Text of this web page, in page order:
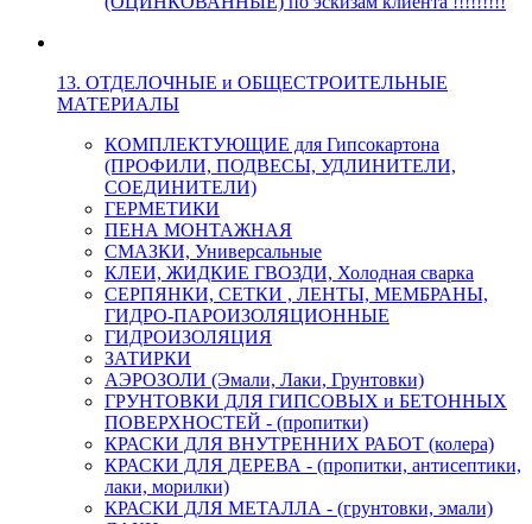
13. ОТДЕЛОЧНЫЕ и ОБЩЕСТРОИТЕЛЬНЫЕ
МАТЕРИАЛЫ
КОМПЛЕКТУЮЩИЕ для Гипсокартона
(ПРОФИЛИ, ПОДВЕСЫ, УДЛИНИТЕЛИ,
СОЕДИНИТЕЛИ)
ГЕРМЕТИКИ
ПЕНА МОНТАЖНАЯ
СМАЗКИ, Универсальные
КЛЕИ, ЖИДКИЕ ГВОЗДИ, Холодная сварка
СЕРПЯНКИ, СЕТКИ , ЛЕНТЫ, МЕМБРАНЫ,
ГИДРО-ПАРОИЗОЛЯЦИОННЫЕ
ГИДРОИЗОЛЯЦИЯ
ЗАТИРКИ
АЭРОЗОЛИ (Эмали, Лаки, Грунтовки)
ГРУНТОВКИ ДЛЯ ГИПСОВЫХ и БЕТОННЫХ
ПОВЕРХНОСТЕЙ - (пропитки)
КРАСКИ ДЛЯ ВНУТРЕННИХ РАБОТ (колера)
КРАСКИ ДЛЯ ДЕРЕВА - (пропитки, антисептики,
лаки, морилки)
КРАСКИ ДЛЯ МЕТАЛЛА - (грунтовки, эмали)